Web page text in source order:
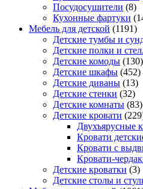
Посудосушители (8)
Кухонные фартуки
Мебель для детской (1191)
Детские тумбы и
Детские полки и
Детские комоды (130)
Детские шкафы (452)
Детские диваны (13)
Детские стенки (32)
Детские комнаты (83)
Детские кровати
Двухъярусные
Кровати
Кровати с
Кровати-
Детские кроватки (3)
Детские столы и